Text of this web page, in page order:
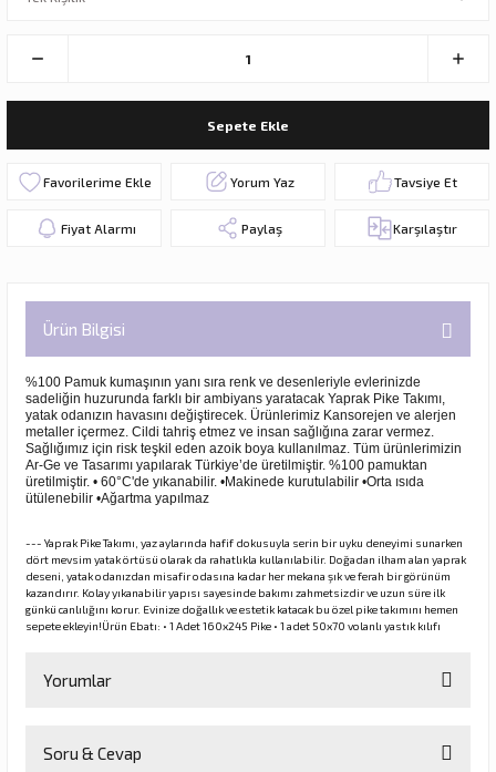
Sepete Ekle
Yorum Yaz Tavsiye Et
Fiyat Alarmı Paylaş Karşılaştır
Ürün Bilgisi
%100 Pamuk kumaşının yanı sıra renk ve desenleriyle evlerinizde
sadeliğin huzurunda farklı bir ambiyans yaratacak Yaprak Pike Takımı,
yatak odanızın havasını değiştirecek. Ürünlerimiz Kansorejen ve alerjen
metaller içermez. Cildi tahriş etmez ve insan sağlığına zarar vermez.
Sağlığımız için risk teşkil eden azoik boya kullanılmaz. Tüm ürünlerimizin
Ar-Ge ve Tasarımı yapılarak Türkiye’de üretilmiştir. %100 pamuktan
üretilmiştir. • 60°C'de yıkanabilir. •Makinede kurutulabilir •Orta ısıda
ütülenebilir •Ağartma yapılmaz
--- Yaprak Pike Takımı, yaz aylarında hafif dokusuyla serin bir uyku deneyimi sunarken
dört mevsim yatak örtüsü olarak da rahatlıkla kullanılabilir. Doğadan ilham alan yaprak
deseni, yatak odanızdan misafir odasına kadar her mekana şık ve ferah bir görünüm
kazandırır. Kolay yıkanabilir yapısı sayesinde bakımı zahmetsizdir ve uzun süre ilk
günkü canlılığını korur. Evinize doğallık ve estetik katacak bu özel pike takımını hemen
sepete ekleyin!Ürün Ebatı: • 1 Adet 160x245 Pike • 1 adet 50x70 volanlı yastık kılıfı
Yorumlar
Soru & Cevap